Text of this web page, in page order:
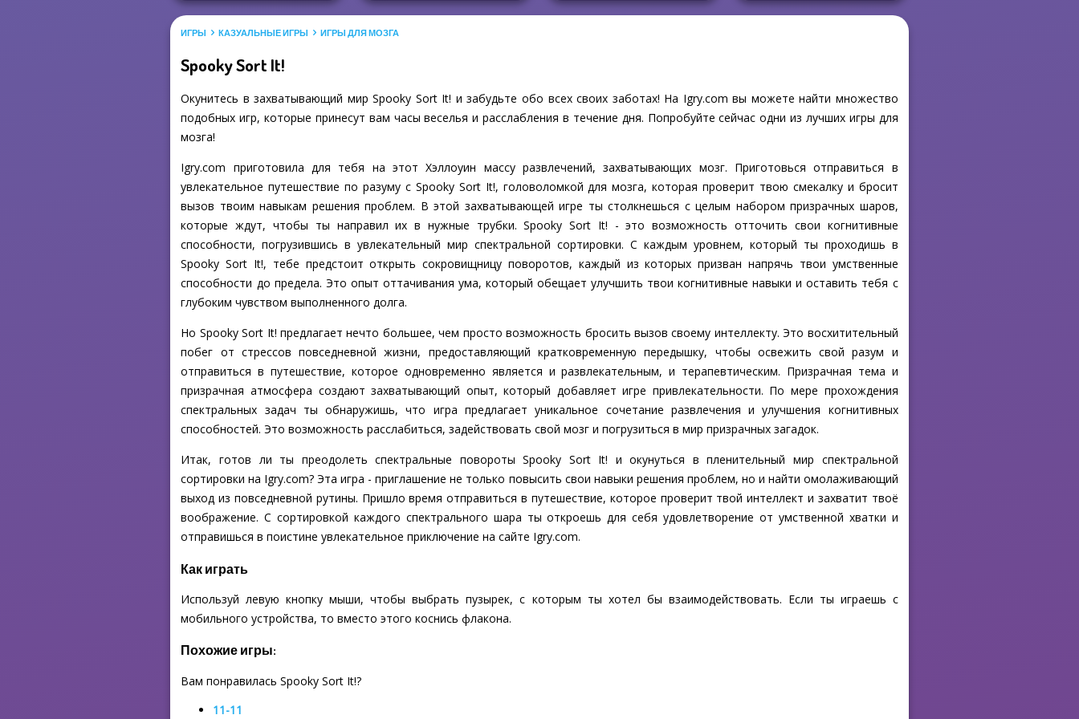
ИГРЫ КАЗУАЛЬНЫЕ ИГРЫ ИГРЫ ДЛЯ МОЗГА
Spooky Sort It!
Окунитесь в захватывающий мир Spooky Sort It! и забудьте обо всех своих заботах! На Igry.com вы можете найти множество
подобных игр, которые принесут вам часы веселья и расслабления в течение дня. Попробуйте сейчас одни из лучших игры для
мозга!
Igry.com приготовила для тебя на этот Хэллоуин массу развлечений, захватывающих мозг. Приготовься отправиться в
увлекательное путешествие по разуму с Spooky Sort It!, головоломкой для мозга, которая проверит твою смекалку и бросит
вызов твоим навыкам решения проблем. В этой захватывающей игре ты столкнешься с целым набором призрачных шаров,
которые ждут, чтобы ты направил их в нужные трубки. Spooky Sort It! - это возможность отточить свои когнитивные
способности, погрузившись в увлекательный мир спектральной сортировки. С каждым уровнем, который ты проходишь в
Spooky Sort It!, тебе предстоит открыть сокровищницу поворотов, каждый из которых призван напрячь твои умственные
способности до предела. Это опыт оттачивания ума, который обещает улучшить твои когнитивные навыки и оставить тебя с
глубоким чувством выполненного долга.
Но Spooky Sort It! предлагает нечто большее, чем просто возможность бросить вызов своему интеллекту. Это восхитительный
побег от стрессов повседневной жизни, предоставляющий кратковременную передышку, чтобы освежить свой разум и
отправиться в путешествие, которое одновременно является и развлекательным, и терапевтическим. Призрачная тема и
призрачная атмосфера создают захватывающий опыт, который добавляет игре привлекательности. По мере прохождения
спектральных задач ты обнаружишь, что игра предлагает уникальное сочетание развлечения и улучшения когнитивных
способностей. Это возможность расслабиться, задействовать свой мозг и погрузиться в мир призрачных загадок.
Итак, готов ли ты преодолеть спектральные повороты Spooky Sort It! и окунуться в пленительный мир спектральной
сортировки на Igry.com? Эта игра - приглашение не только повысить свои навыки решения проблем, но и найти омолаживающий
выход из повседневной рутины. Пришло время отправиться в путешествие, которое проверит твой интеллект и захватит твоё
воображение. С сортировкой каждого спектрального шара ты откроешь для себя удовлетворение от умственной хватки и
отправишься в поистине увлекательное приключение на сайте Igry.com.
Как играть
Используй левую кнопку мыши, чтобы выбрать пузырек, с которым ты хотел бы взаимодействовать. Если ты играешь с
мобильного устройства, то вместо этого коснись флакона.
Похожие игры:
Вам понравилась Spooky Sort It!?
11-11